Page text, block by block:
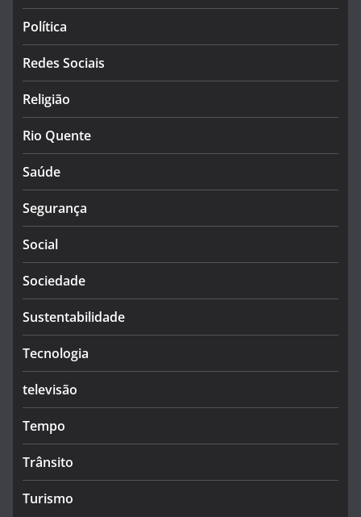
Política
Redes Sociais
Religião
Rio Quente
Saúde
Segurança
Social
Sociedade
Sustentabilidade
Tecnologia
televisão
Tempo
Trânsito
Turismo